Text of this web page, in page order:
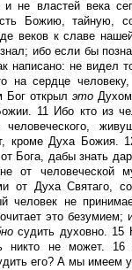
и не властей века
Божию, тайную,
веков к славе
ибо если бы
написано: не видел
на сердце человеку,
открыл это
11 Ибо кто из
человеческого,
кроме Духа Божия.
Бога, дабы знать
от человеческой
от Духа Святаго,
человек не
это безумием;
судить духовно. 15
не может. 16
его? А мы имеем